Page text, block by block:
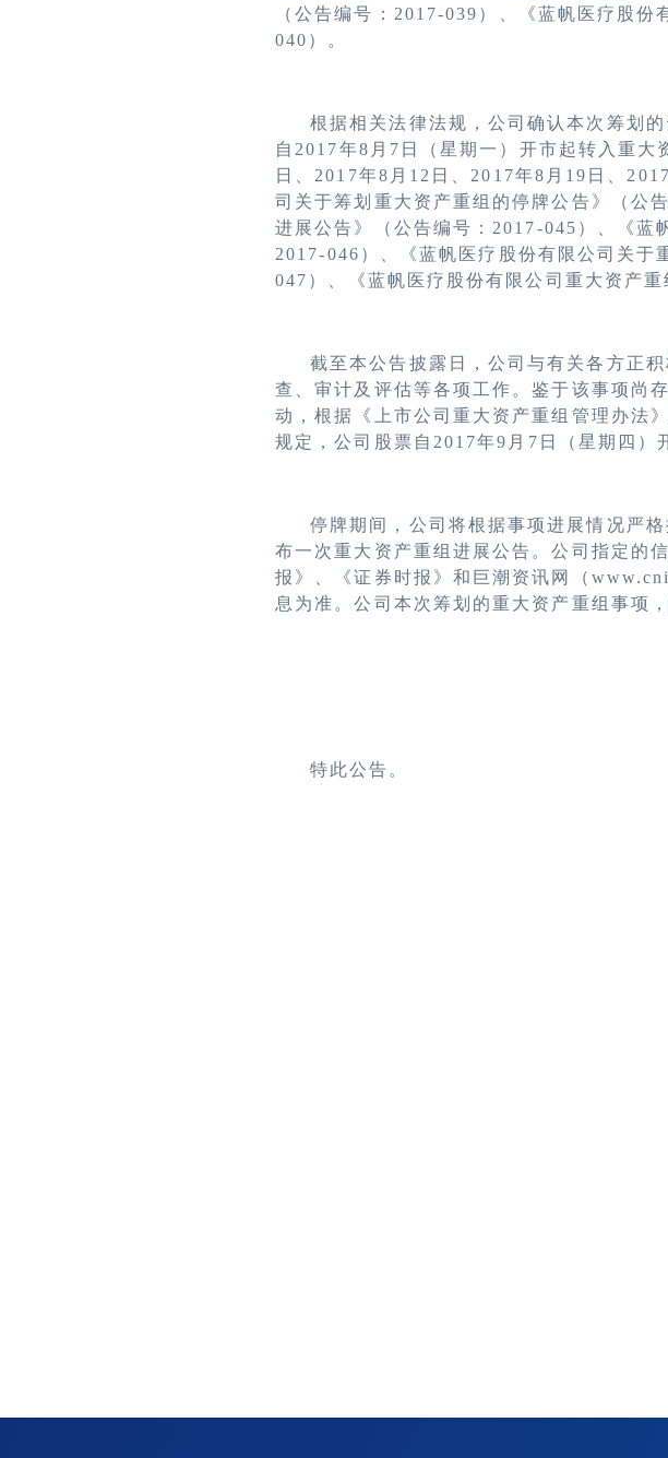
（公告编号：2017-039）、《蓝帆医疗股
040）。
根据相关法律法规，公司确认本次筹划
自2017年8月7日（星期一）开市起转入重
日、2017年8月12日、2017年8月19日、
司关于筹划重大资产重组的停牌公告》（公
进展公告》（公告编号：2017-045）、《蓝
2017-046）、《蓝帆医疗股份有限公司关于
047）、《蓝帆医疗股份有限公司重大资产
截至本公告披露日，公司与有关各方正
查、审计及评估等各项工作。鉴于该事项尚
动，根据《上市公司重大资产重组管理办法
规定，公司股票自2017年9月7日（星期四）
停牌期间，公司将根据事项进展情况严
布一次重大资产重组进展公告。公司指定的
报》、《证券时报》和巨潮资讯网（
息为准。公司本次筹划的重大资产重组事项
特此公告。